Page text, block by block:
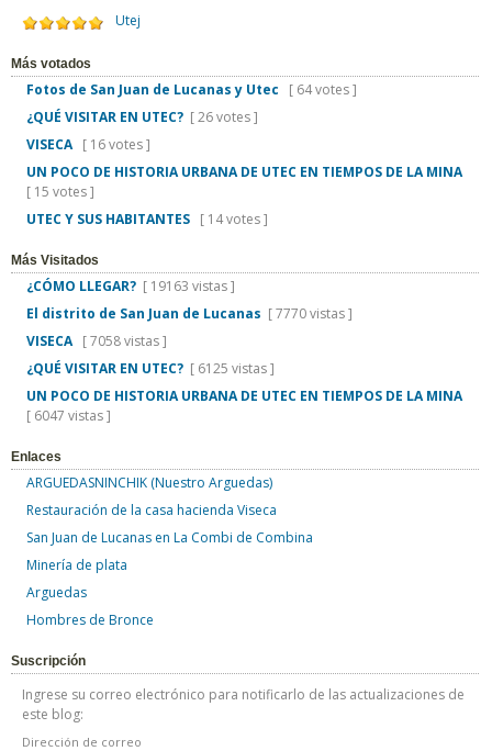
Utej
Más votados
Fotos de San Juan de Lucanas y Utec
[ 64 votes ]
¿QUÉ VISITAR EN UTEC? [ 26 votes ]
VISECA [ 16 votes ]
UN POCO DE HISTORIA URBANA DE UTEC EN TIEMPOS DE LA MINA
[ 15 votes ]
UTEC Y SUS HABITANTES [ 14 votes ]
Más Visitados
¿CÓMO LLEGAR? [ 19163 vistas ]
El distrito de San Juan de Lucanas [ 7770 vistas ]
VISECA [ 7058 vistas ]
¿QUÉ VISITAR EN UTEC? [ 6125 vistas ]
UN POCO DE HISTORIA URBANA DE UTEC EN TIEMPOS DE LA MINA
[ 6047 vistas ]
Enlaces
ARGUEDASNINCHIK (Nuestro Arguedas)
Restauración de la casa hacienda Viseca
San Juan de Lucanas en La Combi de Combina
Minería de plata
Arguedas
Hombres de Bronce
Suscripción
Ingrese su correo electrónico para notificarlo de las actualizaciones de
este blog:
Dirección de correo